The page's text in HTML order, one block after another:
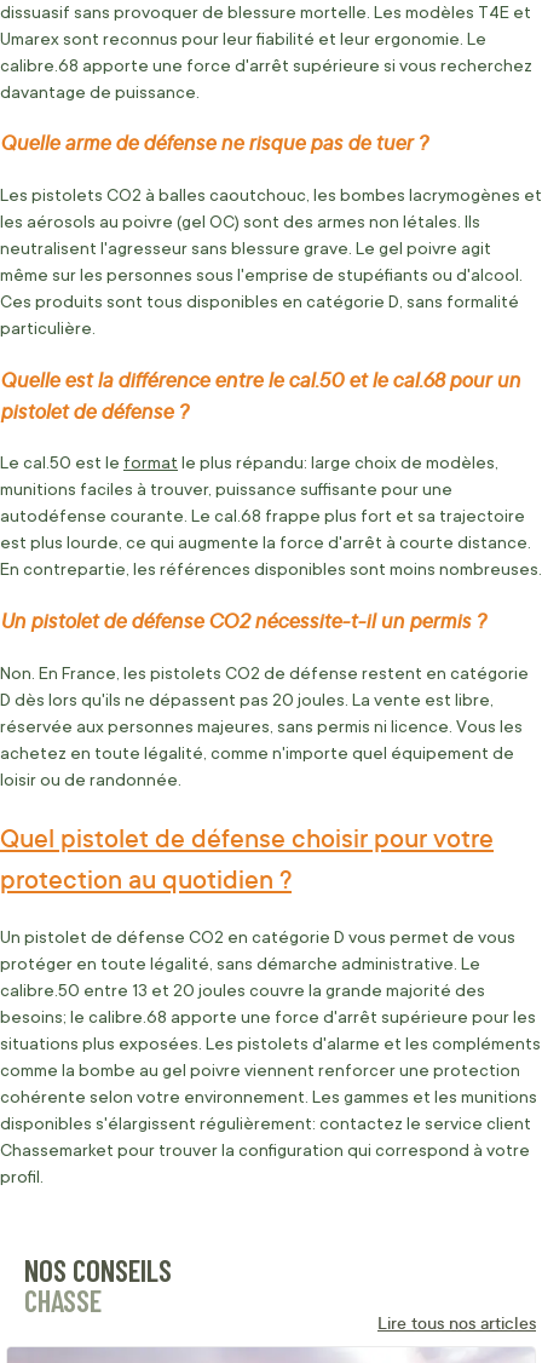
dissuasif sans provoquer de blessure mortelle. Les modèles T4E et
Umarex sont reconnus pour leur fiabilité et leur ergonomie. Le
calibre.68 apporte une force d'arrêt supérieure si vous recherchez
davantage de puissance.
Quelle arme de défense ne risque pas de tuer ?
Les pistolets CO2 à balles caoutchouc, les bombes lacrymogènes et
les aérosols au poivre (gel OC) sont des armes non létales. Ils
neutralisent l'agresseur sans blessure grave. Le gel poivre agit
même sur les personnes sous l'emprise de stupéfiants ou d'alcool.
Ces produits sont tous disponibles en catégorie D, sans formalité
particulière.
Quelle est la différence entre le cal.50 et le cal.68 pour un
pistolet de défense ?
Le cal.50 est le format le plus répandu: large choix de modèles,
munitions faciles à trouver, puissance suffisante pour une
autodéfense courante. Le cal.68 frappe plus fort et sa trajectoire
est plus lourde, ce qui augmente la force d'arrêt à courte distance.
En contrepartie, les références disponibles sont moins nombreuses.
Un pistolet de défense CO2 nécessite-t-il un permis ?
Non. En France, les pistolets CO2 de défense restent en catégorie
D dès lors qu'ils ne dépassent pas 20 joules. La vente est libre,
réservée aux personnes majeures, sans permis ni licence. Vous les
achetez en toute légalité, comme n'importe quel équipement de
loisir ou de randonnée.
Quel pistolet de défense choisir pour votre
protection au quotidien ?
Un pistolet de défense CO2 en catégorie D vous permet de vous
protéger en toute légalité, sans démarche administrative. Le
calibre.50 entre 13 et 20 joules couvre la grande majorité des
besoins; le calibre.68 apporte une force d'arrêt supérieure pour les
situations plus exposées. Les pistolets d'alarme et les compléments
comme la bombe au gel poivre viennent renforcer une protection
cohérente selon votre environnement. Les gammes et les munitions
disponibles s'élargissent régulièrement: contactez le service client
Chassemarket pour trouver la configuration qui correspond à votre
profil.
NOS CONSEILS
CHASSE
Lire tous nos articles